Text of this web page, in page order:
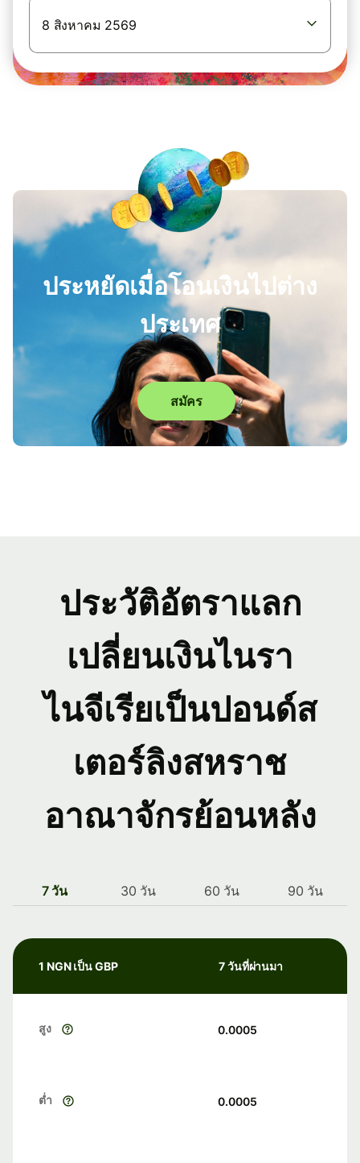
8 สิงหาคม 2569
ประหยัดเมื่อโอนเงินไปต่าง
ประเทศ
สมัคร
ประวัติอัตราแลก
เปลี่ยนเงินไนรา
ไนจีเรียเป็นปอนด์ส
เตอร์ลิงสหราช
อาณาจักรย้อนหลัง
7 วัน 30 วัน 60 วัน 90 วัน
1 NGN เป็น GBP 7 วันที่ผ่านมา
สูง 0.0005
ต่ำ 0.0005